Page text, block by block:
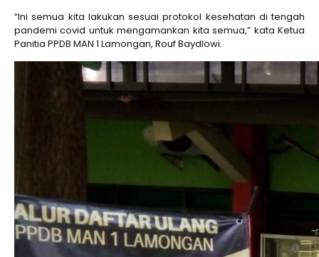
“Ini semua kita lakukan sesuai protokol kesehatan di tengah
pandemi covid untuk mengamankan kita semua,” kata Ketua
Panitia PPDB MAN 1 Lamongan, Rouf Baydlowi.